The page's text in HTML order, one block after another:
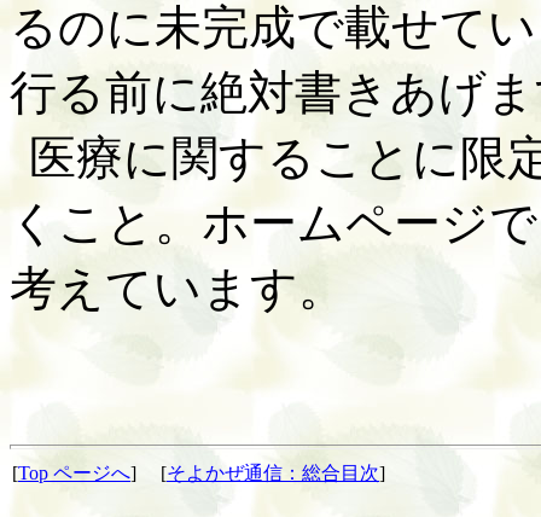
るのに未完成で載せて
行る前に絶対書きあげ
医療に関することに限
くこと。ホームページ
考えています。
[Top ページへ] [そよかぜ通信：総合目次]